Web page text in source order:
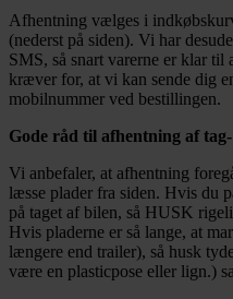
Afhentning vælges i
(nederst på siden). Vi har
SMS, så snart varerne er klar til
kræver for, at vi kan sende dig
mobilnummer ved bestillingen.
Gode råd til afhentning af
Vi anbefaler, at afhentning
læsse plader fra siden. Hvis du
på taget af bilen, så HUSK
Hvis pladerne er så lange, at
længere end trailer), så husk
være en plasticpose eller lign.)